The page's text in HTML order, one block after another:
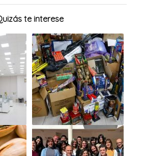
te interese